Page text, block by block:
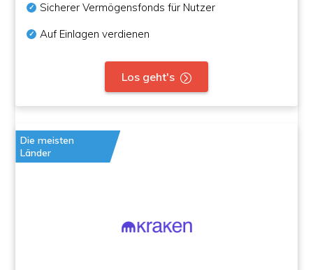
Sicherer Vermögensfonds für Nutzer
Auf Einlagen verdienen
Los geht's
Die meisten
Länder